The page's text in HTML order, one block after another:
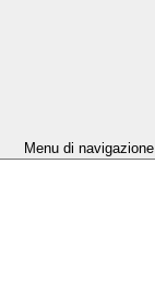
Menu di navigazione